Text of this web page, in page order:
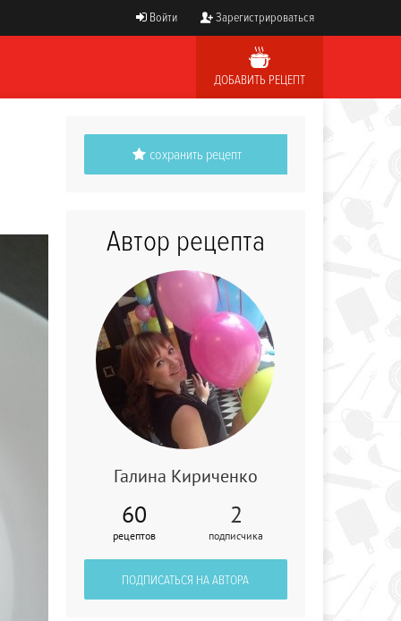
Войти Зарегистрироваться
ДОБАВИТЬ РЕЦЕПТ
Чанахи
сохранить рецепт
Автор рецепта
Галина Кириченко
60
рецептов
2
подписчика
ПОДПИСАТЬСЯ НА АВТОРА